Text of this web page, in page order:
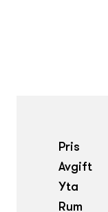
Pris
Avgift
Yta
Rum